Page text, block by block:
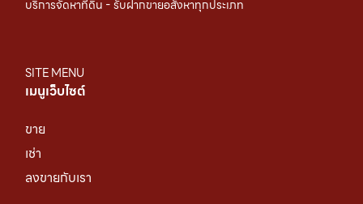
บริการจัดหาที่ดิน - รับฝากขายอสังหาทุกประเภท
SITE MENU
เมนูเว็บไซต์
ขาย
เช่า
ลงขายกับเรา